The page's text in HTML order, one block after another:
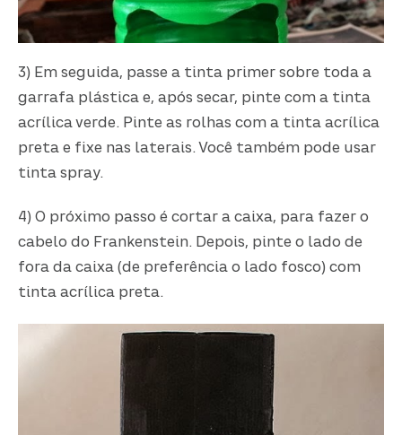
3) Em seguida, passe a tinta primer sobre toda a
garrafa plástica e, após secar, pinte com a tinta
acrílica verde. Pinte as rolhas com a tinta acrílica
preta e fixe nas laterais. Você também pode usar
tinta spray.
4) O próximo passo é cortar a caixa, para fazer o
cabelo do Frankenstein. Depois, pinte o lado de
fora da caixa (de preferência o lado fosco) com
tinta acrílica preta.